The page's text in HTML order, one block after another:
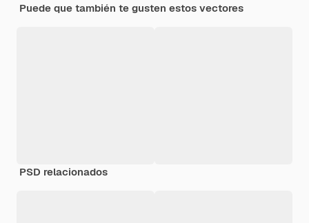
Puede que también te gusten estos vectores
PSD relacionados